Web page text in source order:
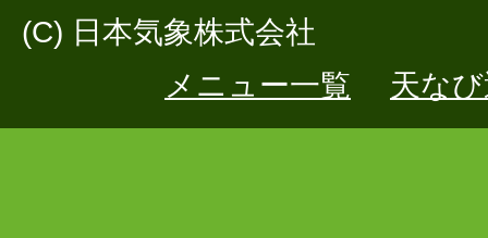
(C) 日本気象株式会社
メニュー一覧
天な